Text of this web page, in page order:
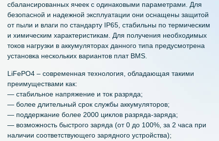
сбалансированных ячеек с одинаковыми параметрами. Для
безопасной и надежной эксплуатации они оснащены защитой
от пыли и влаги по стандарту IP65, стабильны по термическим
и химическим характеристикам. Для получения необходимых
токов нагрузки в аккумуляторах данного типа предусмотрена
установка нескольких вариантов плат BMS.
LiFePO4 – современная технология, обладающая такими
преимуществами как:
— стабильное напряжение и ток разряда;
— более длительный срок службы аккумуляторов;
— поддержание более 2000 циклов разряда-заряда;
— возможность быстрого заряда (от 0 до 100%, за 2 часа при
наличии соответствующего зарядного устройства);